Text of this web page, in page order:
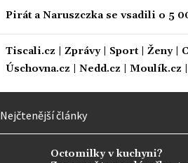
Pirát a Naruszczka se vsadili o 5
Tiscali.cz Zprávy| Sport| Ženy|
Úschovna.cz
Nedd.cz Moulík.cz
Nejčtenější články
Octomilky v kuchyni?